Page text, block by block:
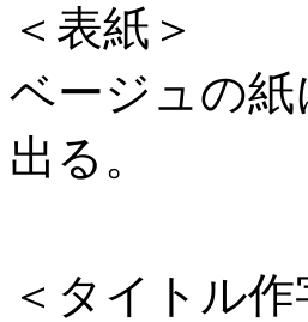
＜表紙＞
ベージュの
出る。
＜タイトル作